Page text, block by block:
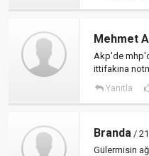
Mehmet
Akp'de
ittifakına
Yanıtla
Branda /
Gülermisin